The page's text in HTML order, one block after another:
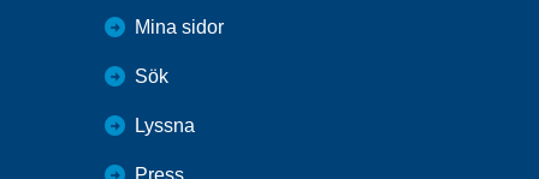
Mina sidor
Sök
Lyssna
Press